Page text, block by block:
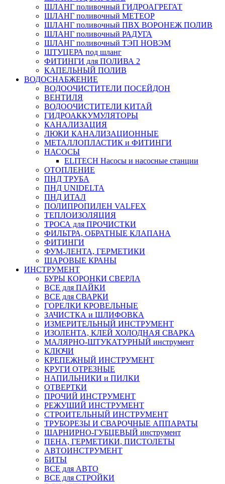
ШЛАНГ поливочный ГИДРОАГРЕГАТ
ШЛАНГ поливочный МЕТЕОР
ШЛАНГ поливочный ПВХ ВОРОНЕЖ ПОЛИВ
ШЛАНГ поливочный РАДУГА
ШЛАНГ поливочный ТЭП НОВЭМ
ШТУЦЕРА под шланг
ФИТИНГИ для ПОЛИВА 2
КАПЕЛЬНЫЙ ПОЛИВ
ВОДОСНАБЖЕНИЕ
ВОДООЧИСТИТЕЛИ ПОСЕЙДОН
ВЕНТИЛЯ
ВОДООЧИСТИТЕЛИ КИТАЙ
ГИДРОАККУМУЛЯТОРЫ
КАНАЛИЗАЦИЯ
ЛЮКИ КАНАЛИЗАЦИОННЫЕ
МЕТАЛЛОПЛАСТИК и ФИТИНГИ
НАСОСЫ
ELITECH Насосы и насосные станции
ОТОПЛЕНИЕ
ПНД ТРУБА
ПНД UNIDELTA
ПНД ИТАЛ
ПОЛИПРОПИЛЕН VALFEX
ТЕПЛОИЗОЛЯЦИЯ
ТРОСА для ПРОЧИСТКИ
ФИЛЬТРА, ОБРАТНЫЕ КЛАПАНА
ФИТИНГИ
ФУМ-ЛЕНТА, ГЕРМЕТИКИ
ШАРОВЫЕ КРАНЫ
ИНСТРУМЕНТ
БУРЫ КОРОНКИ СВЕРЛА
ВСЕ для ПАЙКИ
ВСЕ для СВАРКИ
ГОРЕЛКИ КРОВЕЛЬНЫЕ
ЗАЧИСТКА и ШЛИФОВКА
ИЗМЕРИТЕЛЬНЫЙ ИНСТРУМЕНТ
ИЗОЛЕНТА, КЛЕЙ ХОЛОДНАЯ СВАРКА
МАЛЯРНО-ШТУКАТУРНЫЙ инструмент
КЛЮЧИ
КРЕПЕЖНЫЙ ИНСТРУМЕНТ
КРУГИ ОТРЕЗНЫЕ
НАПИЛЬНИКИ и ПИЛКИ
ОТВЕРТКИ
ПРОЧИЙ ИНСТРУМЕНТ
РЕЖУЩИЙ ИНСТРУМЕНТ
СТРОИТЕЛЬНЫЙ ИНСТРУМЕНТ
ТРУБОРЕЗЫ И СВАРОЧНЫЕ АППАРАТЫ
ШАРНИРНО-ГУБЦЕВЫЙ инструмент
ПЕНА, ГЕРМЕТИКИ, ПИСТОЛЕТЫ
АВТОИНСТРУМЕНТ
БИТЫ
ВСЕ для АВТО
ВСЕ для СТРОЙКИ